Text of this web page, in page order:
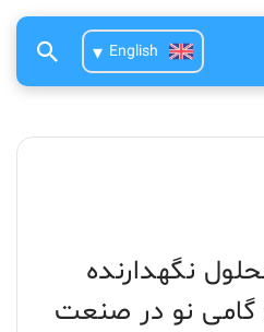
English
نگهدارنده
گامی نو در صنعت